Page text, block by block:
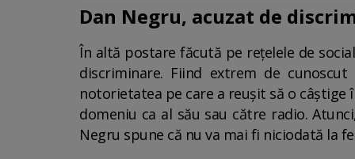
Dan Negru, acuzat de
În altă postare făcută pe rețelele de
discriminare. Fiind extrem de
notorietatea pe care a reușit să o
domeniu ca al său sau către radio.
Negru spune că nu va mai fi niciodată la